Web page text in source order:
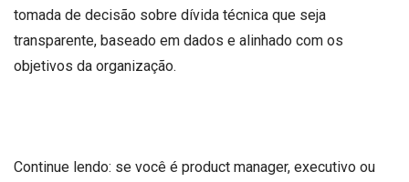
tomada de decisão sobre dívida técnica que seja
transparente, baseado em dados e alinhado com os
objetivos da organização.
Continue lendo: se você é product manager, executivo ou